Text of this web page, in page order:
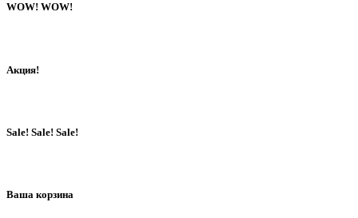
WOW! WOW!
Акция!
Sale! Sale! Sale!
Ваша корзина